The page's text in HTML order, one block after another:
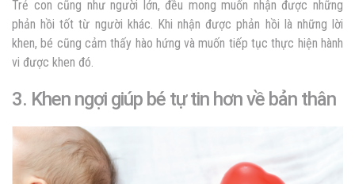
Trẻ con cũng như người lớn, đều mong muốn nhận được những
phản hồi tốt từ người khác. Khi nhận được phản hồi là những lời
khen, bé cũng cảm thấy hào hứng và muốn tiếp tục thực hiện hành
vi được khen đó.
3. Khen ngợi giúp bé tự tin hơn về bản thân